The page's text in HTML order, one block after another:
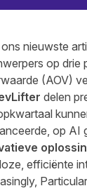
nieuwste
op drie
(AOV)
delen
op AI
efficiënte